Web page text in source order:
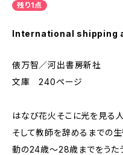
残り1点
International shipping
俵万智／河出書房新社
文庫 240ページ
はなび花火そこに光を見る
そして教師を辞めるまでの
動の24歳～28歳までをうた